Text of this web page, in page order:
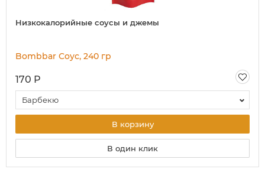
Низкокалорийные соусы и джемы
Bombbar Соус, 240 гр
170 Р
Барбекю
В корзину
В один клик